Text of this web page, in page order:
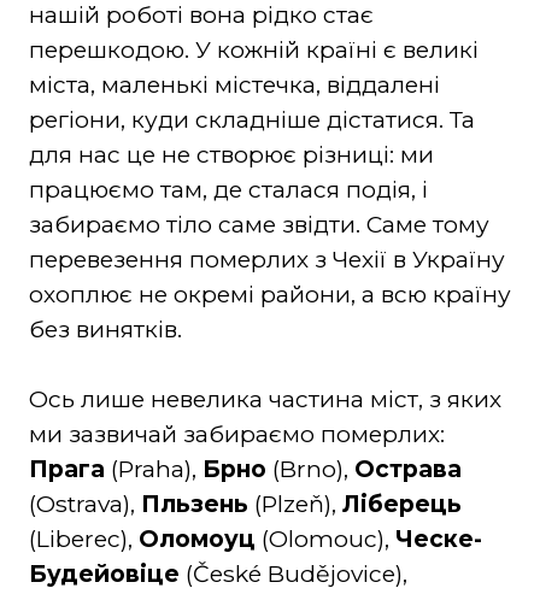
нашій роботі вона рідко стає
перешкодою. У кожній країні є великі
міста, маленькі містечка, віддалені
регіони, куди складніше дістатися. Та
для нас це не створює різниці: ми
працюємо там, де сталася подія, і
забираємо тіло саме звідти. Саме тому
перевезення померлих з Чехії в Україну
охоплює не окремі райони, а всю країну
без винятків.
Ось лише невелика частина міст, з яких
ми зазвичай забираємо померлих:
Прага (Praha), Брно (Brno), Острава
(Ostrava), Пльзень (Plzeň), Ліберець
(Liberec), Оломоуц (Olomouc), Ческе-
Будейовіце (České Budějovice),